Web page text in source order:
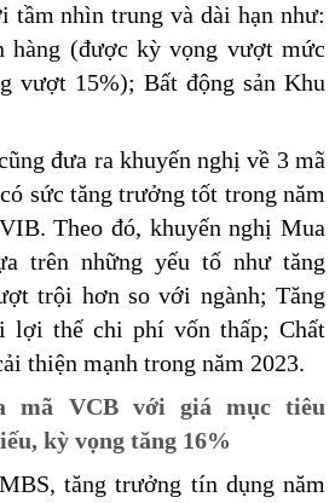
tầm nhìn trung và dài hạn như:
hàng (được kỳ vọng vượt mức
vượt 15%); Bất động sản Khu
đưa ra khuyến nghị về 3 mã
sức tăng trưởng tốt trong năm
Theo đó, khuyến nghị Mua
trên những yếu tố như tăng
trội hơn so với ngành; Tăng
lợi thế chi phí vốn thấp; Chất
thiện mạnh trong năm 2023.
mã VCB với giá mục tiêu
kỳ vọng tăng 16%
tăng trưởng tín dụng năm